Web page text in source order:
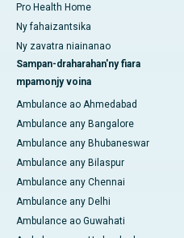
Pro Health Home
Ny fahaizantsika
Ny zavatra niainanao
Sampan-draharahan'ny fiara
mpamonjy voina
Ambulance ao Ahmedabad
Ambulance any Bangalore
Ambulance any Bhubaneswar
Ambulance any Bilaspur
Ambulance any Chennai
Ambulance any Delhi
Ambulance ao Guwahati